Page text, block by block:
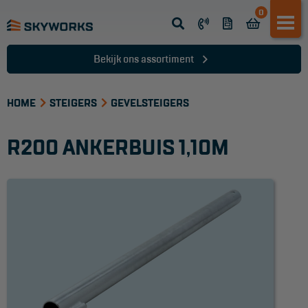
0
Opsteek ladder
Schuifladder
Telescopische ladder
Ladder accessoires
Werktrappen
Bekijk ons assortiment
HOME STEIGERS GEVELSTEIGERS
R200 ANKERBUIS 1,10M